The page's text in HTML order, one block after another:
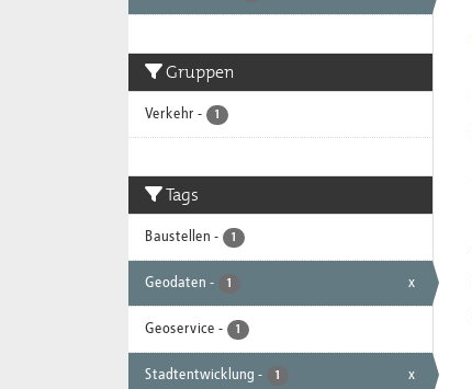
Gruppen
Verkehr - 1
Tags
Baustellen - 1
Geodaten - 1 x
Geoservice - 1
Stadtentwicklung - 1 x